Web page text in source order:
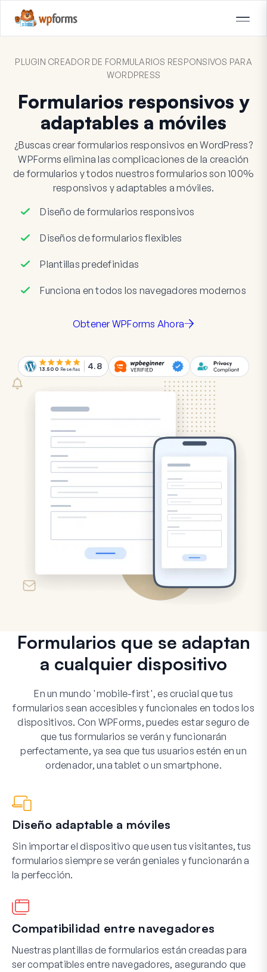
PLUGIN CREADOR DE FORMULARIOS RESPONSIVOS PARA
WORDPRESS
Formularios responsivos y
adaptables a móviles
¿Buscas crear formularios responsivos en WordPress?
WPForms elimina las complicaciones de la creación
de formularios y todos nuestros formularios son 100%
responsivos y adaptables a móviles.
Diseño de formularios responsivos
Diseños de formularios flexibles
Plantillas predefinidas
Funciona en todos los navegadores modernos
Obtener WPForms Ahora
13.500 Reseñas 4.8
Formularios que se adaptan
a cualquier dispositivo
En un mundo 'mobile-first', es crucial que tus
formularios sean accesibles y funcionales en todos los
dispositivos. Con WPForms, puedes estar seguro de
que tus formularios se verán y funcionarán
perfectamente, ya sea que tus usuarios estén en un
ordenador, una tablet o un smartphone.
Diseño adaptable a móviles
Sin importar el dispositivo que usen tus visitantes, tus
formularios siempre se verán geniales y funcionarán a
la perfección.
Compatibilidad entre navegadores
Nuestras plantillas de formularios están creadas para
ser compatibles entre navegadores, asegurando que